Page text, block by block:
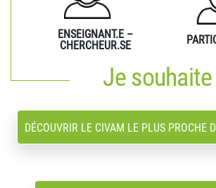
ENSEIGNANT.E –
CHERCHEUR.SE
Je souhaite
DÉCOUVRIR LE CIVAM LE PLUS PROCHE